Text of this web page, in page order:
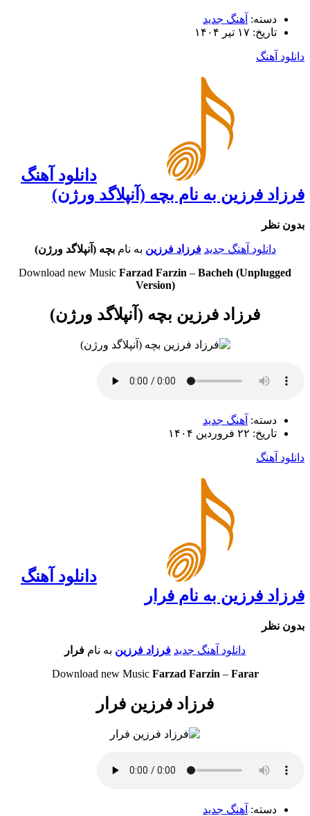
دسته: آهنگ جدید
تاریخ: ۱۷ تیر ۱۴۰۴
دانلود آهنگ
دانلود آهنگ
فرزاد فرزین به نام بچه (آنپلاگد ورژن)
بدون نظر
دانلود آهنگ جدید فرزاد فرزین به نامبچه (آنپلاگد ورژن)
Download new Music Farzad Farzin – Bacheh (Unplugged
Version)
فرزاد فرزین بچه (آنپلاگد ورژن)
دسته: آهنگ جدید
تاریخ: ۲۲ فروردین ۱۴۰۴
دانلود آهنگ
دانلود آهنگ
فرزاد فرزین به نام فرار
بدون نظر
دانلود آهنگ جدید فرزاد فرزین به نام فرار
Download new Music Farzad Farzin – Farar
فرزاد فرزین فرار
دسته: آهنگ جدید